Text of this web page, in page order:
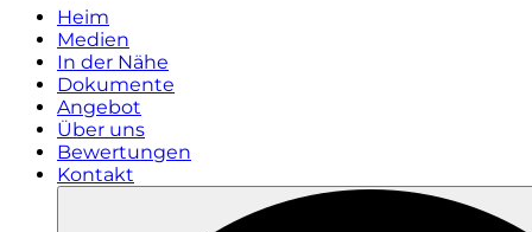
Heim
Medien
In der Nähe
Dokumente
Angebot
Über uns
Bewertungen
Kontakt